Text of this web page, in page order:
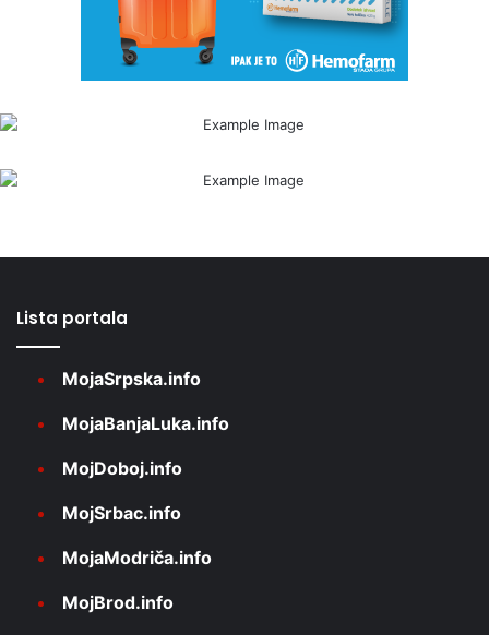
Lista portala
MojaSrpska.info
MojaBanjaLuka.info
MojDoboj.info
MojSrbac.info
MojaModriča.info
MojBrod.info